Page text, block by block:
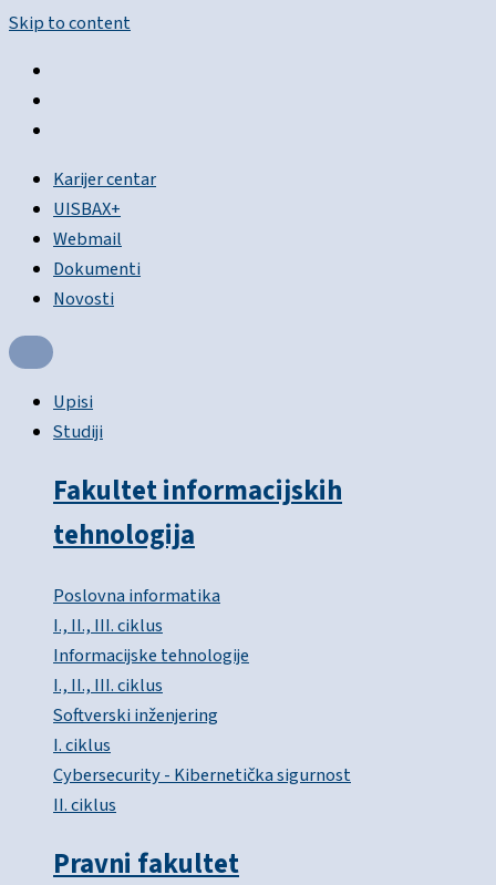
Skip to content
Karijer centar
UISBAX+
Webmail
Dokumenti
Novosti
Upisi
Studiji
Fakultet informacijskih
tehnologija
Poslovna informatika
I., II., III. ciklus
Informacijske tehnologije
I., II., III. ciklus
Softverski inženjering
I. ciklus
Cybersecurity - Kibernetička sigurnost
II. ciklus
Pravni fakultet